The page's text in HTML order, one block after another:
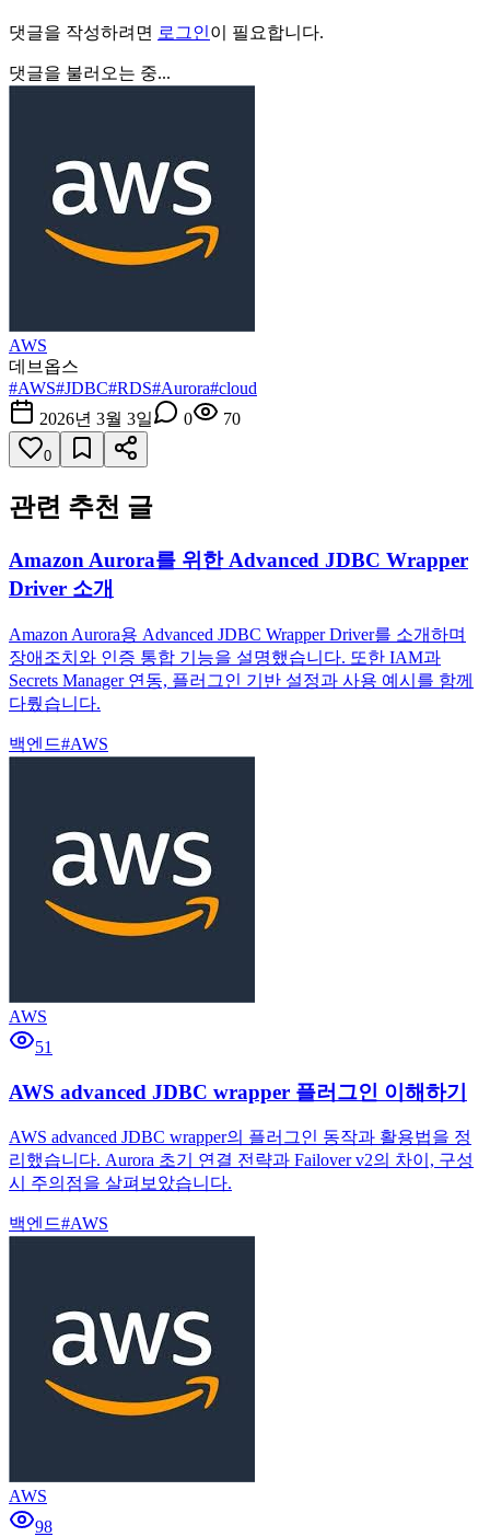
댓글을 작성하려면 로그인이 필요합니다.
댓글을 불러오는 중...
AWS
데브옵스
#AWS#JDBC#RDS#Aurora#cloud
2026년 3월 3일
0 70
0
관련 추천 글
Amazon Aurora를 위한 Advanced JDBC Wrapper
Driver 소개
Amazon Aurora용 Advanced JDBC Wrapper Driver를 소개하며
장애조치와 인증 통합 기능을 설명했습니다. 또한 IAM과
Secrets Manager 연동, 플러그인 기반 설정과 사용 예시를 함께
다뤘습니다.
백엔드#AWS
AWS
51
AWS advanced JDBC wrapper 플러그인 이해하기
AWS advanced JDBC wrapper의 플러그인 동작과 활용법을 정
리했습니다. Aurora 초기 연결 전략과 Failover v2의 차이, 구성
시 주의점을 살펴보았습니다.
백엔드#AWS
AWS
98